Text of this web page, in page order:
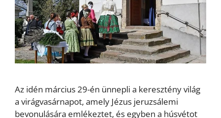
Az idén március 29-én ünnepli a keresztény világ
a virágvasárnapot, amely Jézus jeruzsálemi
bevonulására emlékeztet, és egyben a húsvétot